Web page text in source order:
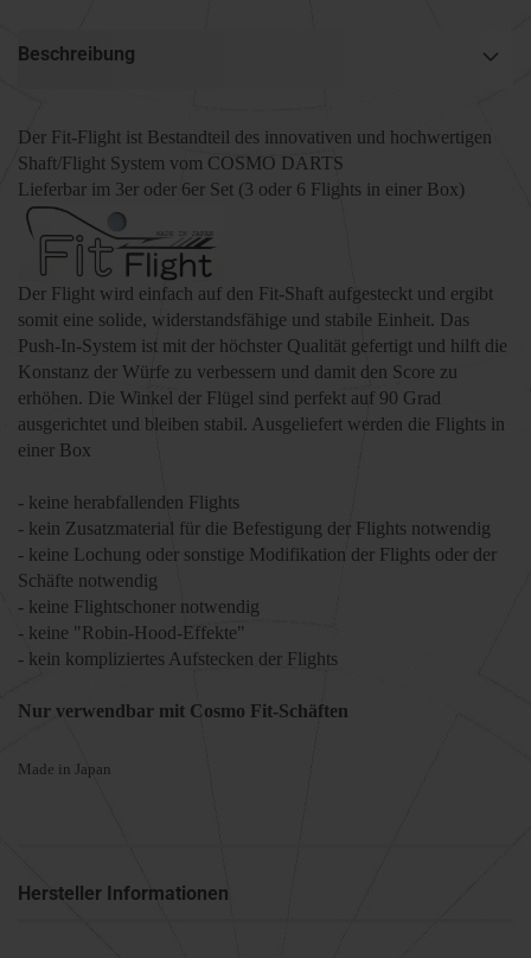
Beschreibung
Der Fit-Flight ist Bestandteil des innovativen und hochwertigen
Shaft/Flight System vom COSMO DARTS
Lieferbar im 3er oder 6er Set (3 oder 6 Flights in einer Box)
Der Flight wird einfach auf den Fit-Shaft aufgesteckt und ergibt
somit eine solide, widerstandsfähige und stabile Einheit. Das
Push-In-System ist mit der höchster Qualität gefertigt und hilft die
Konstanz der Würfe zu verbessern und damit den Score zu
erhöhen. Die Winkel der Flügel sind perfekt auf 90 Grad
ausgerichtet und bleiben stabil. Ausgeliefert werden die Flights in
einer Box
- keine herabfallenden Flights
- kein Zusatzmaterial für die Befestigung der Flights notwendig
- keine Lochung oder sonstige Modifikation der Flights oder der
Schäfte notwendig
- keine Flightschoner notwendig
- keine "Robin-Hood-Effekte"
- kein kompliziertes Aufstecken der Flights
Nur verwendbar mit Cosmo Fit-Schäften
Made in Japan
Hersteller Informationen